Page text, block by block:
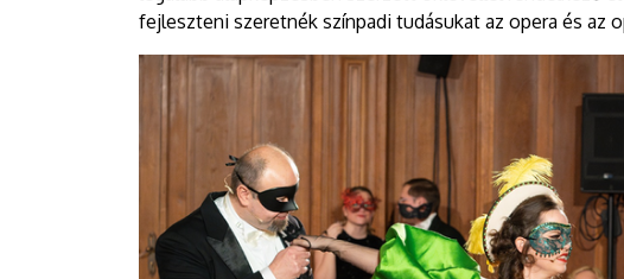
fejleszteni szeretnék színpadi tudásukat az opera és az